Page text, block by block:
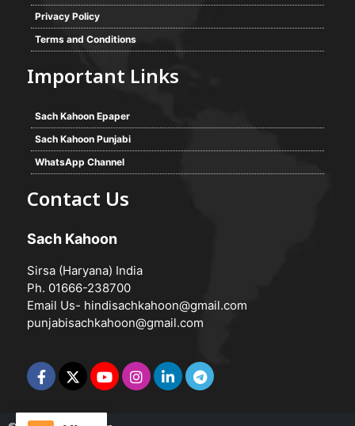
Privacy Policy
Terms and Conditions
Important Links
Sach Kahoon Epaper
Sach Kahoon Punjabi
WhatsApp Channel
Contact Us
Sach Kahoon
Sirsa (Haryana) India
Ph. 01666-238700
Email Us- hindisachkahoon@gmail.com
punjabisachkahoon@gmail.com